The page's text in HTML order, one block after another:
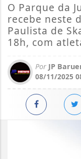
O Parque da
recebe neste
Paulista de
18h, com
Por JP
08/11/2025